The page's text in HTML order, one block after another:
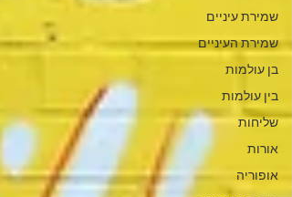
שמירת עיניים
שמירת העיניים
בן עולמות
בין עולמות
שליחות
אורות
אופוריה